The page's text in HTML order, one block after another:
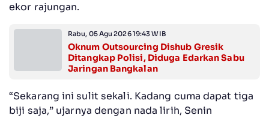
ekor rajungan.
Rabu, 05 Agu 2026 19:43 WIB
Oknum Outsourcing Dishub Gresik
Ditangkap Polisi, Diduga Edarkan Sabu
Jaringan Bangkalan
“Sekarang ini sulit sekali. Kadang cuma dapat tiga
biji saja,” ujarnya dengan nada lirih, Senin